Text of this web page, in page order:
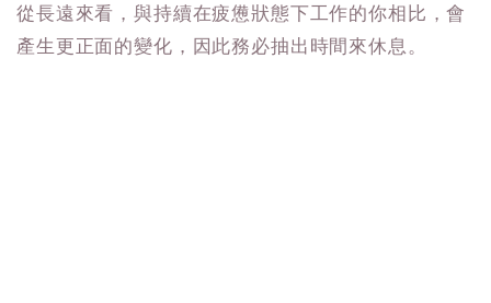
從長遠來看，與持續在疲憊狀態下工作的你相比，會
產生更正面的變化，因此務必抽出時間來休息。